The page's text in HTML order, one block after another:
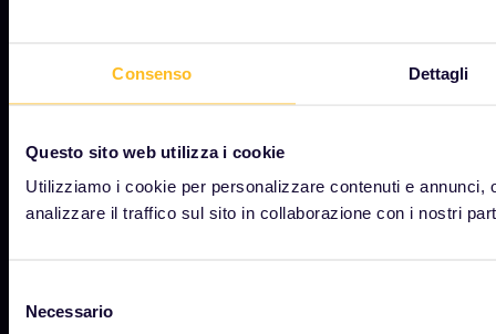
Consenso Dettagli
Questo sito web utilizza i cookie
Utilizziamo i cookie per personalizzare contenuti e
analizzare il traffico sul sito in collaborazione con i nostri
delNecessario
Rapporto sull'impatto di Interrail
INIZIA
Cos'è Interrail?
Community